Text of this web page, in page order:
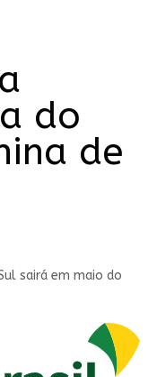
do
de
sairá em maio do